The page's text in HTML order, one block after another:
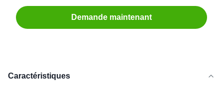
Demande maintenant
Caractéristiques